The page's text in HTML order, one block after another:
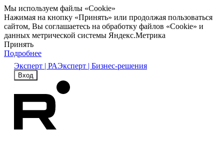
Мы используем файлы «Cookie»
Нажимая на кнопку «Принять» или продолжая пользоваться
сайтом, Вы соглашаетесь на обработку файлов «Cookie» и
данных метрической системы Яндекс.Метрика
Принять
Подробнее
Эксперт | РАЭксперт | Бизнес-решения
Вход